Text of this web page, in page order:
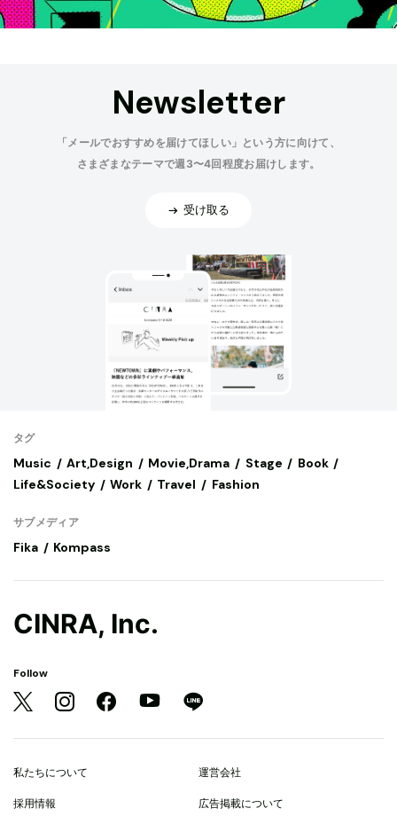
Newsletter
「メールでおすすめを届けてほしい」という方に向けて、
さまざまなテーマで週3〜4回程度お届けします。
受け取る
タグ
Music Art,Design Movie,Drama Stage
Book
Life&Society
Work Travel Fashion
サブメディア
Fika Kompass
CINRA, Inc.
Follow
私たちについて 運営会社
採用情報 広告掲載について